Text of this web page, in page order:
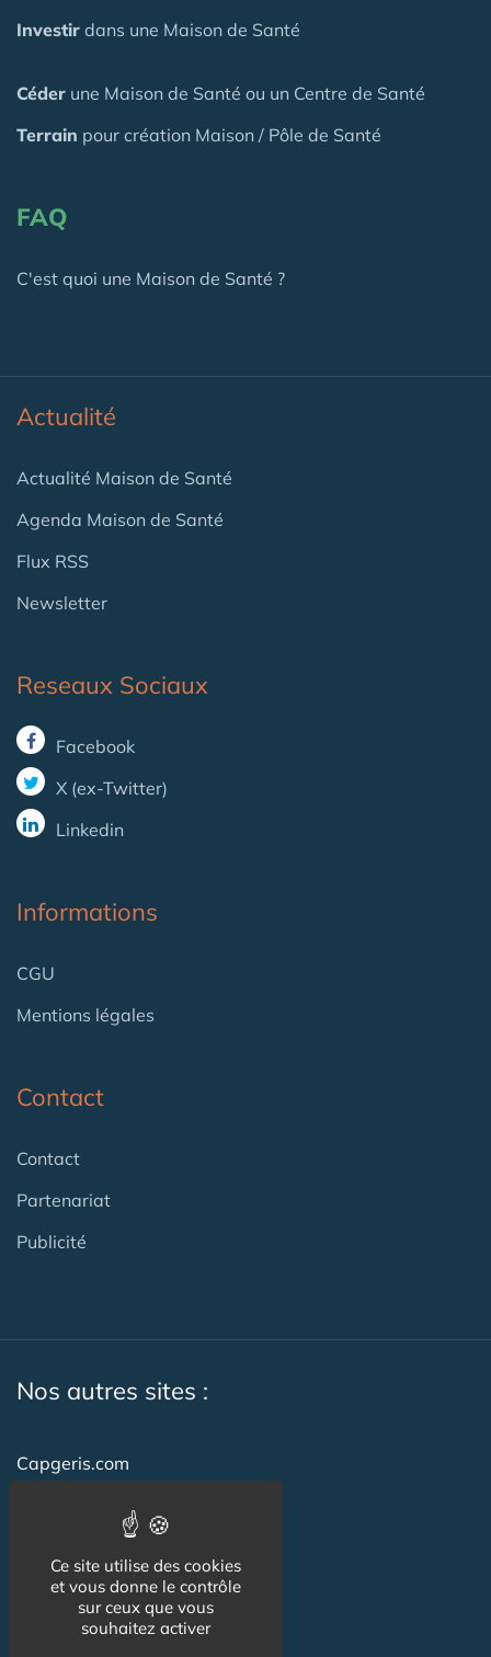
Investir dans une Maison de Santé
Céder une Maison de Santé ou un Centre de Santé
Terrain pour création Maison / Pôle de Santé
FAQ
C'est quoi une Maison de Santé ?
Actualité
Actualité Maison de Santé
Agenda Maison de Santé
Flux RSS
Newsletter
Reseaux Sociaux
Facebook
X (ex-Twitter)
Linkedin
Informations
CGU
Mentions légales
Contact
Contact
Partenariat
Publicité
Nos autres sites :
Capgeris.com
Seniorissimmo.com
Creche-et-naissance.com
Ce site utilise des cookies
et vous donne le contrôle
sur ceux que vous
souhaitez activer